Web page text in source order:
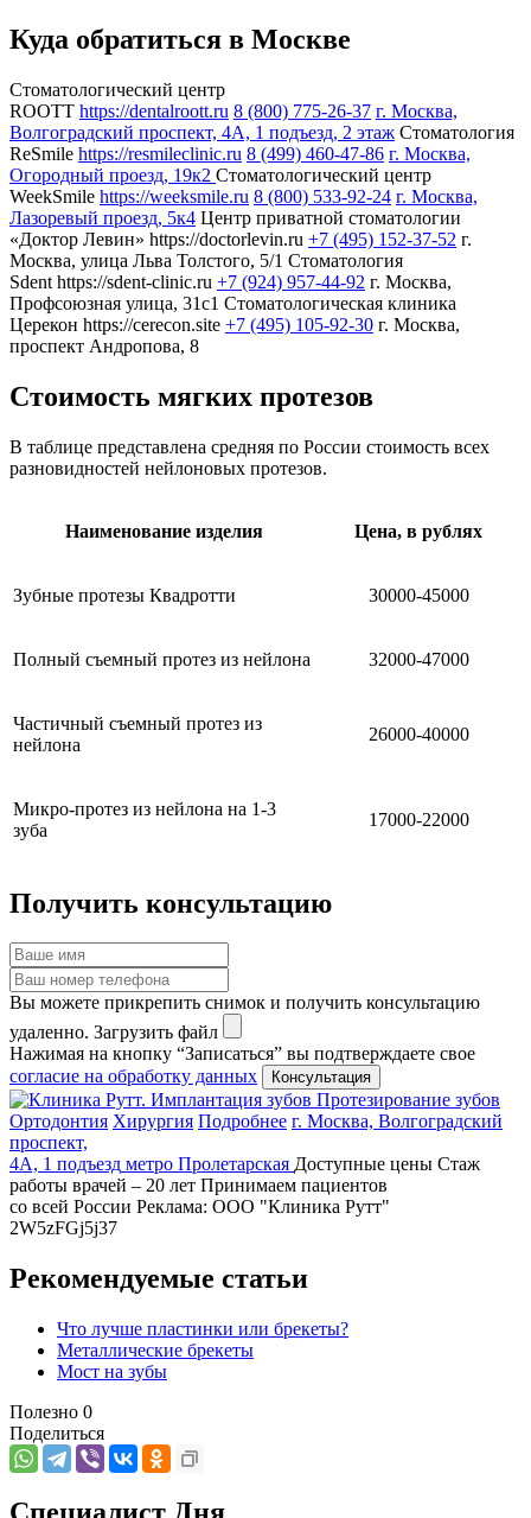
Куда обратиться в Москве
Стоматологический центр
ROOTT https://dentalroott.ru 8 (800) 775-26-37 г. Москва,
Волгоградский проспект, 4А, 1 подъезд, 2 этаж Стоматология
ReSmile https://resmileclinic.ru 8 (499) 460-47-86 г. Москва,
Огородный проезд, 19к2 Стоматологический центр
WeekSmile https://weeksmile.ru 8 (800) 533-92-24 г. Москва,
Лазоревый проезд, 5к4 Центр приватной стоматологии
«Доктор Левин» https://doctorlevin.ru +7 (495) 152-37-52 г.
Москва, улица Льва Толстого, 5/1 Стоматология
Sdent https://sdent-clinic.ru +7 (924) 957-44-92 г. Москва,
Профсоюзная улица, 31с1 Стоматологическая клиника
Церекон https://cerecon.site +7 (495) 105-92-30 г. Москва,
проспект Андропова, 8
Стоимость мягких протезов
В таблице представлена средняя по России стоимость всех
разновидностей нейлоновых протезов.
Наименование изделия Цена, в рублях
Зубные протезы Квадротти 30000-45000
Полный съемный протез из нейлона 32000-47000
Частичный съемный протез из
нейлона
26000-40000
Микро-протез из нейлона на 1-3
зуба
17000-22000
Получить консультацию
Вы можете прикрепить снимок и получить консультацию
удаленно. Загрузить файл
Нажимая на кнопку “Записаться” вы подтверждаете свое
согласие на обработку данных
Имплантация зубов Протезирование зубов
Ортодонтия Хирургия Подробнее г. Москва, Волгоградский
проспект,
4А, 1 подъезд метро Пролетарская Доступные цены Стаж
работы врачей – 20 лет Принимаем пациентов
со всей России Реклама: ООО "Клиника Рутт"
2W5zFGj5j37
Рекомендуемые статьи
Что лучше пластинки или брекеты?
Металлические брекеты
Мост на зубы
Полезно 0
Поделиться